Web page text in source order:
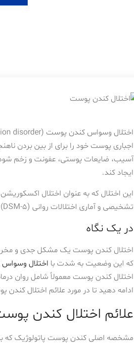
اجباری پوست خود را برای از بین بردن
آسیب، ضایعات پوستی، عفونت و زخم شود.
ایجاد کند.
این اختلال که به عنوان اختلال
تشخیصی و آماری اختلالات روانی (DSM-5) به عنوان یک اختلال وسواس فکری اجباری و مرتبط طبقه بندی شده است .
در یک نگاه
اختلال کندن پوست یک مشکل جدی و
که این وضعیت به شدت با اختلال وسواس
اختلال کندن پوست معمولاً شامل روان
ادامه دهید تا در مورد علائم اختلال کندن
علائم اختلال کندن
مشخصه اصلی کندن پوست پاتولوژیک که به